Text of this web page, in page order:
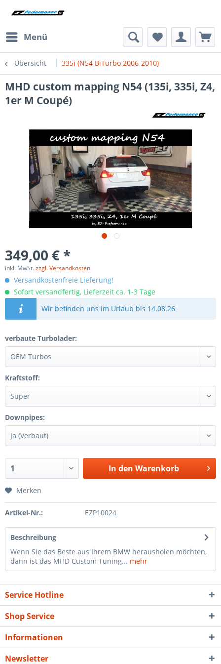
Menü
Übersicht 335i (N54 BiTurbo 2006-2010)
MHD custom mapping N54 (135i, 335i, Z4,
1er M Coupé)
349,00 € *
inkl. MwSt.zzgl. Versandkosten
Versandkostenfreie Lieferung!
Sofort versandfertig, Lieferzeit ca. 1-3 Tage
Wir befinden uns im Urlaub bis 14.08.26
verbaute Turbolader:
Kraftstoff:
Downpipes:
In den Warenkorb
Merken
Artikel-Nr.: EZP10024
Beschreibung
Wenn Sie das Beste aus Ihrem BMW herausholen möchten,
dann ist das MHD Custom Tuning... mehr
Service Hotline
Shop Service
Informationen
Newsletter